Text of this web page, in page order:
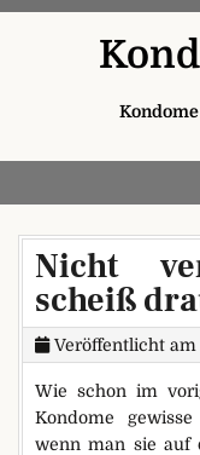
Nicht
scheiß
Veröffentlicht am
Wie schon im
Kondome
wenn man sie auf